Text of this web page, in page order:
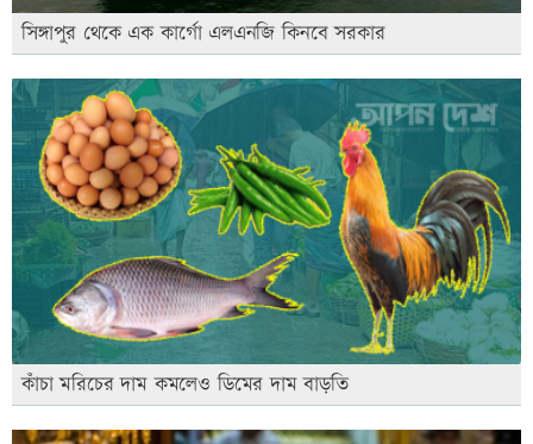
সিঙ্গাপুর থেকে এক কার্গো এলএনজি কিনবে সরকার
কাঁচা মরিচের দাম কমলেও ডিমের দাম বাড়তি